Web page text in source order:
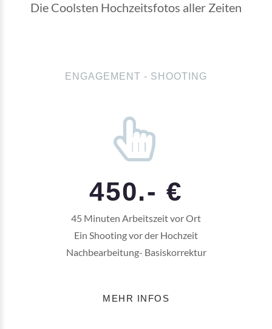
Die Coolsten Hochzeitsfotos aller Zeiten
ENGAGEMENT - SHOOTING
450.- €
45 Minuten Arbeitszeit vor Ort
Ein Shooting vor der Hochzeit
Nachbearbeitung- Basiskorrektur
MEHR INFOS